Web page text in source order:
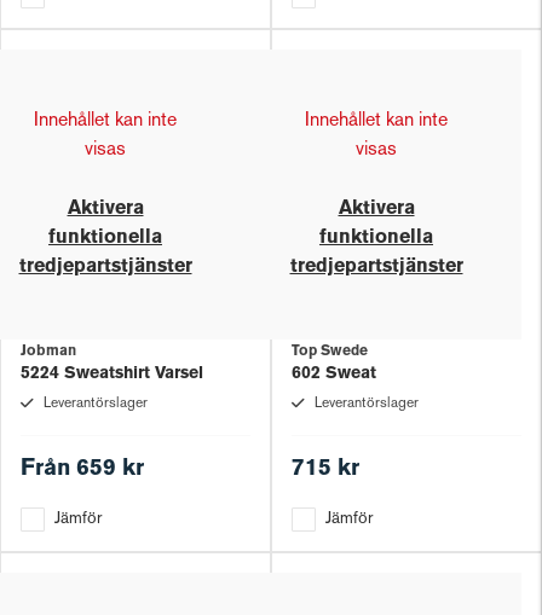
Innehållet kan inte
visas
Aktivera
funktionella
tredjepartstjänster
Jobman
5224 Sweatshirt Varsel
Leverantörslager
Från 659 kr
Jämför
Innehållet kan inte
visas
Aktivera
funktionella
tredjepartstjänster
Top Swede
602 Sweat
Leverantörslager
715 kr
Jämför